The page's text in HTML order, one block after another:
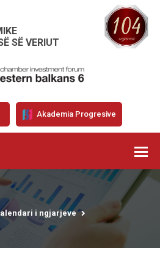
SË VERIUT
Akademia Progresive
i ngjarjeve